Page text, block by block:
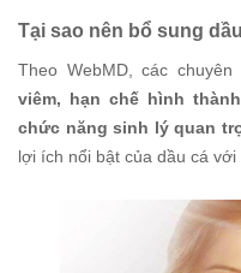
Tại sao nên bổ sung
Theo WebMD, các
viêm, hạn chế hình
chức năng sinh lý quan
lợi ích nổi bật của dầu cá với